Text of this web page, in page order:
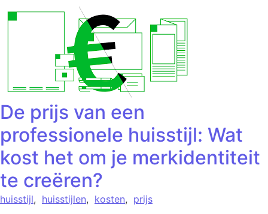
De prijs van een
professionele huisstijl: Wat
kost het om je merkidentiteit
te creëren?
huisstijl, huisstijlen, kosten, prijs